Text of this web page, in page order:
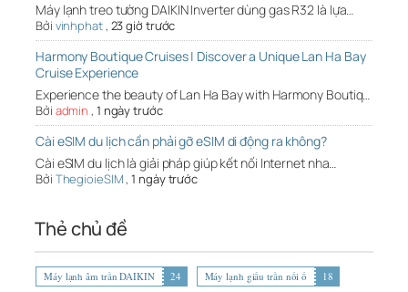
Máy lạnh treo tường DAIKIN Inverter dùng gas R32 là lựa…
Bởi vinhphat, 23 giờ trước
Harmony Boutique Cruises | Discover a Unique Lan Ha Bay
Cruise Experience
Experience the beauty of Lan Ha Bay with Harmony Boutiq…
Bởi admin , 1 ngày trước
Cài eSIM du lịch cần phải gỡ eSIM di động ra không?
Cài eSIM du lịch là giải pháp giúp kết nối Internet nha…
Bởi ThegioieSIM,1 ngày trước
Thẻ chủ đề
Máy lạnh âm trần DAIKIN 24 Máy lạnh giấu trần nối ố
18